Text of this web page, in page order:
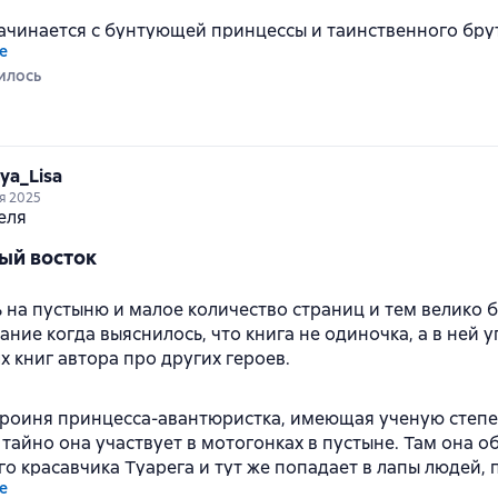
с бунтующей принцессы и таинственного
Место действия - Восток, а точнее пустынный
через гены умудрились вписать авантюрную
восточным женщинам.
в нелицеприятной ситуации, он ее спас, но как
Девушка должна быть невинна в первую
чем руководствовалась дамочка, отдавшись первому
раза, но да ладно, это уже практически
меня совершенно не привлекло, и я почти
после свадьбы принцессы заставило меня
не промах. Я изо всех сил держу за нее кулачки
под солнцем. А какие искры летают, да и ее мудрость и
2025
восток
на пустыню и малое количество страниц и тем велико
когда выяснилось, что книга не одиночка, а в ней
книг автора про других героев.
принцесса-авантюристка, имеющая ученую
она участвует в мотогонках в пустыне. Там она
красавчика Туарега и тут же попадает в лапы
Ей везет и ее спасает её недавний